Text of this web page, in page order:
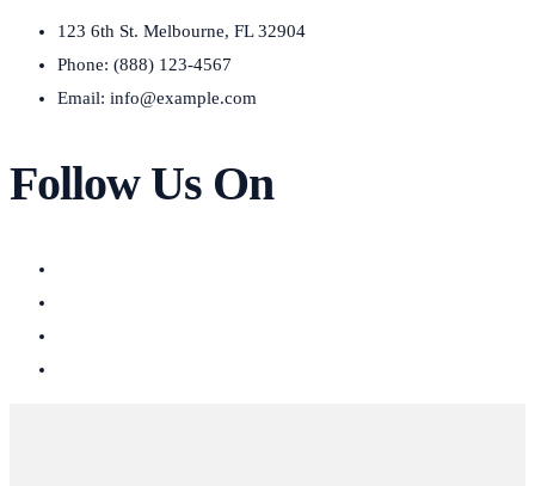
123 6th St. Melbourne, FL 32904
Phone: (888) 123-4567
Email: info@example.com
Follow Us On